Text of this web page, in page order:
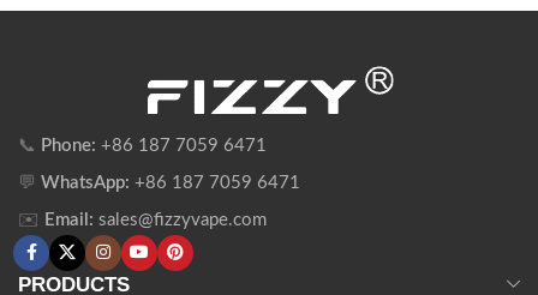
📞 Phone: +86 187 7059 6471
💬 WhatsApp: +86 187 7059 6471
✉️ Email: sales@fizzyvape.com
PRODUCTS